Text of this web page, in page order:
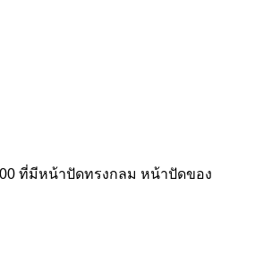
ที่มีหน้าปัดทรงกลม หน้าปัดของ